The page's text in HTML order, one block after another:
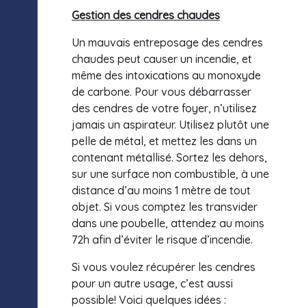
Gestion des cendres chaudes
Un mauvais entreposage des cendres
chaudes peut causer un incendie, et
même des intoxications au monoxyde
de carbone. Pour vous débarrasser
des cendres de votre foyer, n’utilisez
jamais un aspirateur. Utilisez plutôt une
pelle de métal, et mettez les dans un
contenant métallisé. Sortez les dehors,
sur une surface non combustible, à une
distance d’au moins 1 mètre de tout
objet. Si vous comptez les transvider
dans une poubelle, attendez au moins
72h afin d’éviter le risque d’incendie.
Si vous voulez récupérer les cendres
pour un autre usage, c’est aussi
possible! Voici quelques idées :